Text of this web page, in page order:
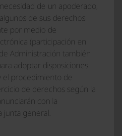
de un apoderado,
de sus derechos
por medio de
(participación en
Administración también
adoptar disposiciones
el procedimiento de
de derechos según la
con la
junta general.